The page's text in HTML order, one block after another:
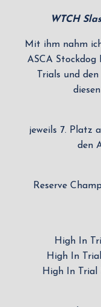
WTCH
Mit ihm nahm
ASCA Stockdog
Trials und
jeweils 7. Platz
den
Reserve
High In
High In
High In Trial